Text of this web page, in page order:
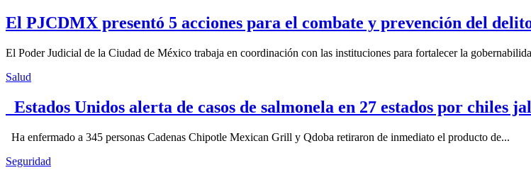
El PJCDMX presentó 5 acciones para el combate y prevención del
El Poder Judicial de la Ciudad de México trabaja en coordinación con las instituciones para fortalecer la
Salud
Estados Unidos alerta de casos de salmonela en 27 estados por chiles
Ha enfermado a 345 personas Cadenas Chipotle Mexican Grill y Qdoba retiraron de inmediato el producto de...
Seguridad